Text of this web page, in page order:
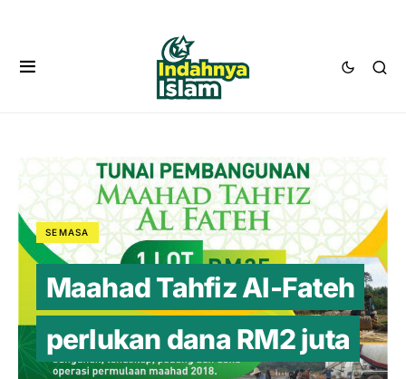
SEMASA
Maahad Tahfiz Al-Fateh
perlukan dana RM2 juta